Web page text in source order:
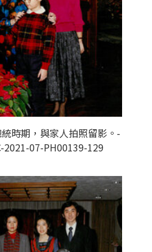
時期，與家人拍照留影。-
2021-07-PH00139-129